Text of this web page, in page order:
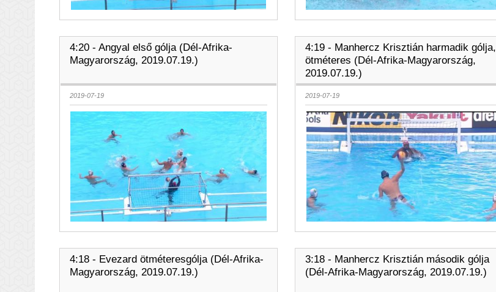
4:20 - Angyal első gólja (Dél-Afrika-
Magyarország, 2019.07.19.)
2019-07-19
4:19 - Manhercz Krisztián harmadik gólja,
ötméteres (Dél-Afrika-Magyarország,
2019.07.19.)
2019-07-19
4:18 - Evezard ötméteresgólja (Dél-Afrika-
Magyarország, 2019.07.19.)
3:18 - Manhercz Krisztián második gólja
(Dél-Afrika-Magyarország, 2019.07.19.)